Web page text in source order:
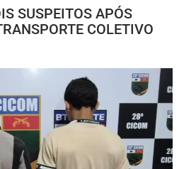
SUSPEITOS APÓS
COLETIVO